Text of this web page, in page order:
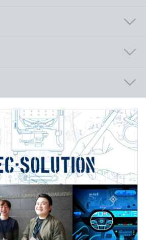
キルアップに取り組める環境です。
ム
ントシステム
ット掃除機、電子レンジ、洗濯機な
2024年実績）
給